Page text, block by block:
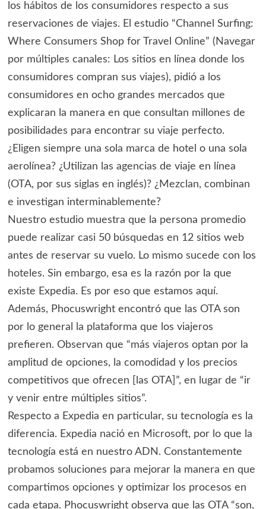
los hábitos de los consumidores respecto a sus
reservaciones de viajes. El estudio “Channel Surfing:
Where Consumers Shop for Travel Online” (Navegar
por múltiples canales: Los sitios en línea donde los
consumidores compran sus viajes), pidió a los
consumidores en ocho grandes mercados que
explicaran la manera en que consultan millones de
posibilidades para encontrar su viaje perfecto.
¿Eligen siempre una sola marca de hotel o una sola
aerolínea? ¿Utilizan las agencias de viaje en línea
(OTA, por sus siglas en inglés)? ¿Mezclan, combinan
e investigan interminablemente?
Nuestro estudio muestra que la persona promedio
puede realizar casi 50 búsquedas en 12 sitios web
antes de reservar su vuelo. Lo mismo sucede con los
hoteles. Sin embargo, esa es la razón por la que
existe Expedia. Es por eso que estamos aquí.
Además, Phocuswright encontró que las OTA son
por lo general la plataforma que los viajeros
prefieren. Observan que “más viajeros optan por la
amplitud de opciones, la comodidad y los precios
competitivos que ofrecen [las OTA]”, en lugar de “ir
y venir entre múltiples sitios”.
Respecto a Expedia en particular, su tecnología es la
diferencia. Expedia nació en Microsoft, por lo que la
tecnología está en nuestro ADN. Constantemente
probamos soluciones para mejorar la manera en que
compartimos opciones y optimizar los procesos en
cada etapa. Phocuswright observa que las OTA “son,